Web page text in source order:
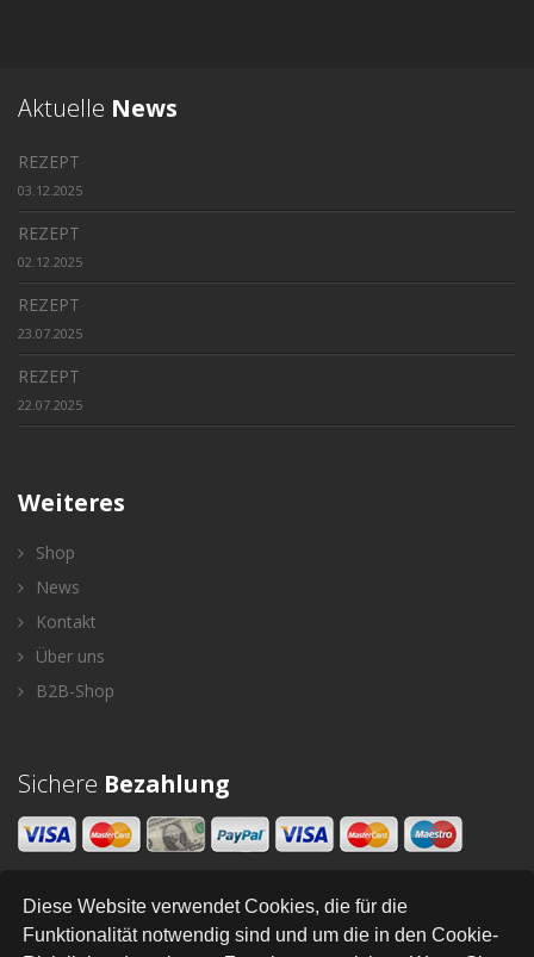
Diese Website verwendet Cookies, die für die
Funktionalität notwendig sind und um die in den Cookie-
Aktuelle News
REZEPT
03.12.2025
REZEPT
02.12.2025
REZEPT
23.07.2025
REZEPT
22.07.2025
Weiteres
Shop
News
Kontakt
Über uns
B2B-Shop
Sichere Bezahlung
Newsletter